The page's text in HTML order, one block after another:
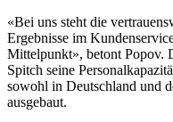
«Bei uns steht die
Ergebnisse im
Mittelpunkt», betont Popov.
Spitch seine
sowohl in Deutschland und
ausgebaut.